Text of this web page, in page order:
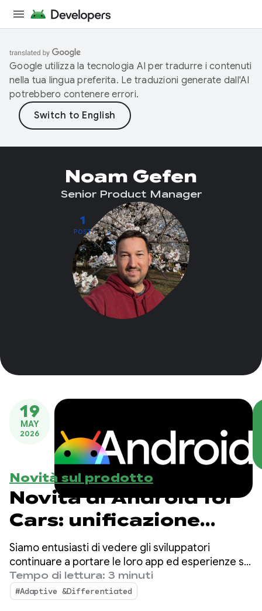
Google utilizza la tecnologia AI per tradurre i contenuti
nella tua lingua preferita. Le traduzioni generate dall'AI
potrebbero contenere errori.
1
POST
Noam Gefen
Senior Product Manager
19
MAY
2026
Novità sul prodotto
Novità di Android for
Cars: unificazione
delle piattaforme e
sblocco di esperienze
premium
Siamo entusiasti di vedere gli sviluppatori
continuare a portare le loro app ed esperienze su
Android for Cars. Nell'ultimo anno, abbiamo
continuato a registrare una forte crescita e un
forte slancio nell'ecosistema delle app su Android
Tempo di lettura: 3 minuti
#Adaptive &Differentiated